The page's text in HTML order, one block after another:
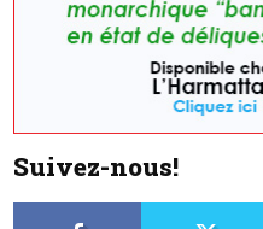
Suivez-nous!